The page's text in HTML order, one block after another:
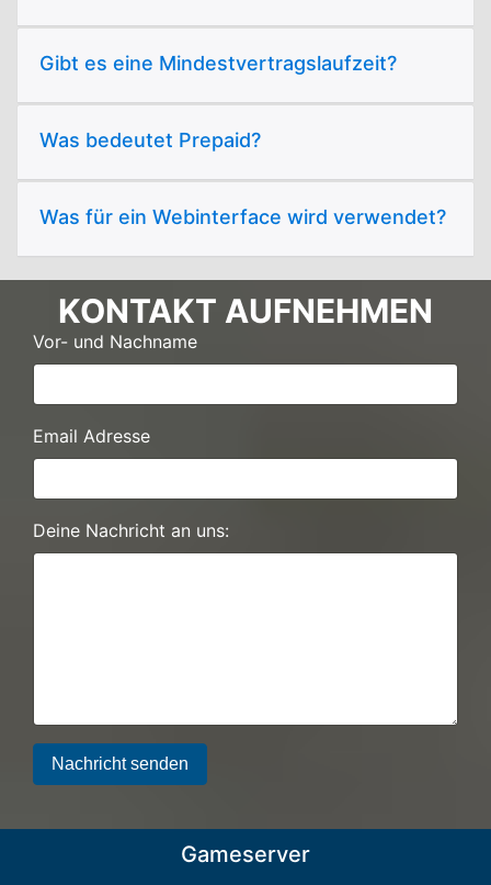
Gibt es eine Mindestvertragslaufzeit?
Was bedeutet Prepaid?
Was für ein Webinterface wird verwendet?
KONTAKT AUFNEHMEN
Vor- und Nachname
Email Adresse
Deine Nachricht an uns:
Nachricht senden
Gameserver